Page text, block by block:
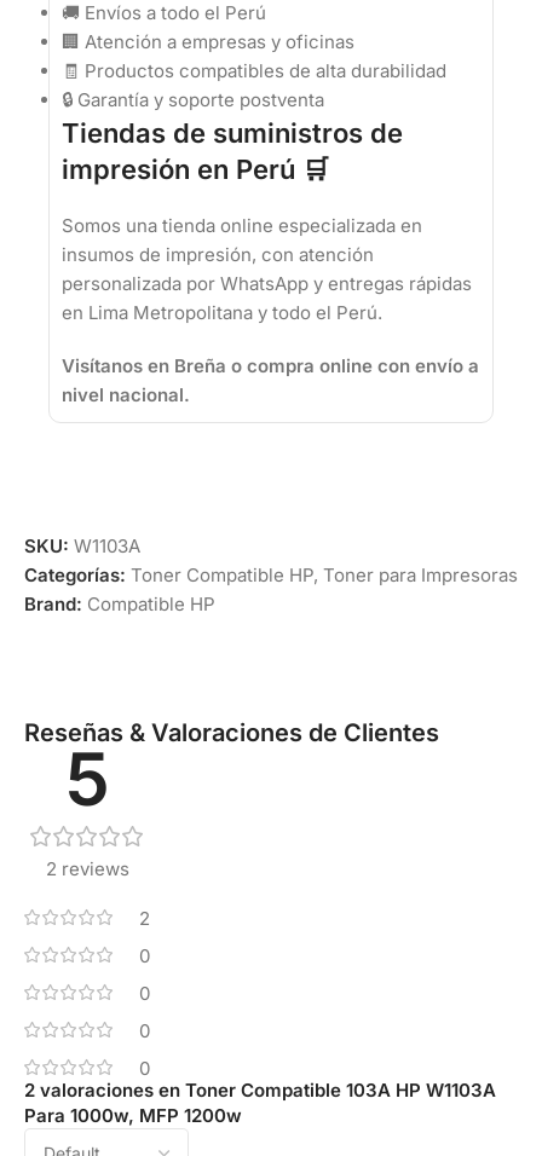
🚚 Envíos a todo el Perú
🏢 Atención a empresas y oficinas
🧾 Productos compatibles de alta durabilidad
🔒 Garantía y soporte postventa
Tiendas de suministros de
impresión en Perú 🛒
Somos una tienda online especializada en
insumos de impresión, con atención
personalizada por WhatsApp y entregas rápidas
en Lima Metropolitana y todo el Perú.
Visítanos en Breña o compra online con envío a
nivel nacional.
SKU: W1103A
Categorías: Toner Compatible HP, Toner para Impresoras
Brand: Compatible HP
Reseñas & Valoraciones de Clientes
5
2 reviews
2
0
0
0
0
2 valoraciones en Toner Compatible 103A HP W1103A
Para 1000w, MFP 1200w